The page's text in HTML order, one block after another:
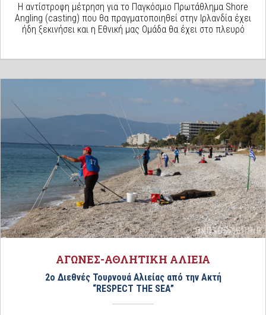
Η αντίστροφη μέτρηση για το Παγκόσμιο Πρωτάθλημα Shore
Angling (casting) που θα πραγματοποιηθεί στην Ιρλανδία έχει
ήδη ξεκινήσει και η Εθνική μας Ομάδα θα έχει στο πλευρό
ΑΓΩΝΕΣ-ΑΘΛΗΤΙΚΗ ΑΛΙΕΙΑ
2ο Διεθνές Τουρνουά Αλιείας από την Ακτή
“RESPΕCT THE SEA”